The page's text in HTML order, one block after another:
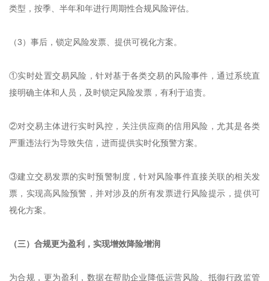
类型，按季、半年和年进行周期性合规风险评估。
（3）事后，锁定风险发票、提供可视化方案。
①实时处置交易风险，针对基于各类交易的风险事件，通过系统直
接明确主体和人员，及时锁定风险发票，有利于追责。
②对交易主体进行实时风控，关注供应商的信用风险，尤其是各类
严重违法行为导致失信，进而提供实时化预警方案。
③建立交易发票的实时预警制度，针对风险事件直接关联的相关发
票，实现高风险预警，并对涉及的所有发票进行风险提示，提供可
视化方案。
（三）合规更为盈利，实现增效降险增润
为合规，更为盈利，数据在帮助企业降低运营风险、抵御行政监管